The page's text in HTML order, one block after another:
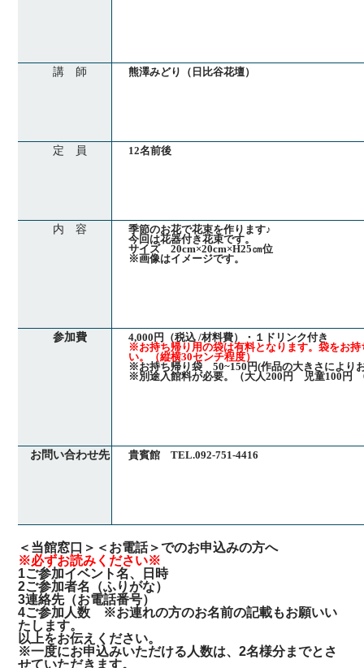
講 師 熊澤みどり（日比谷花壇）
定 員 12名前後
内 容
季節のお花で花束を作ります♪
今回は花器付き花束です。
サイズ 20cm×20cm×H25㎝位
※画像はイメージです。
参加費
4,000円（税込 /材料費）・１ドリンク付き
※お持ち帰り用の袋は有料となります。袋をお
い。（縦横30センチ程度）
※お持ち帰り袋 50~150円(作品の大きさにより
※別途入館料が必要。（大人200円 児童100円
お問い合わせ先 貴賓館 TEL.092-751-4416
＜当館窓口＞＜お電話＞でのお申込みの方へ
※必ずお読みください※
1ご参加イベント名、日時
2ご参加者名（ふりがな）
3連絡先（お電話番号）
4ご参加人数 ※お連れの方のお名前の記載もお願いい
たします。
以上をお伝えください。
※一度にお申込みいただける人数は、2名様分までとさ
せていただきます。